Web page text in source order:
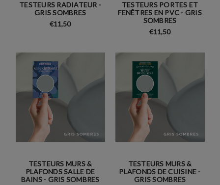
TESTEURS RADIATEUR -
GRIS SOMBRES
€11,50
TESTEURS PORTES ET
FENÊTRES EN PVC - GRIS
SOMBRES
€11,50
TESTEURS MURS &
PLAFONDS SALLE DE
BAINS - GRIS SOMBRES
TESTEURS MURS &
PLAFONDS DE CUISINE -
GRIS SOMBRES